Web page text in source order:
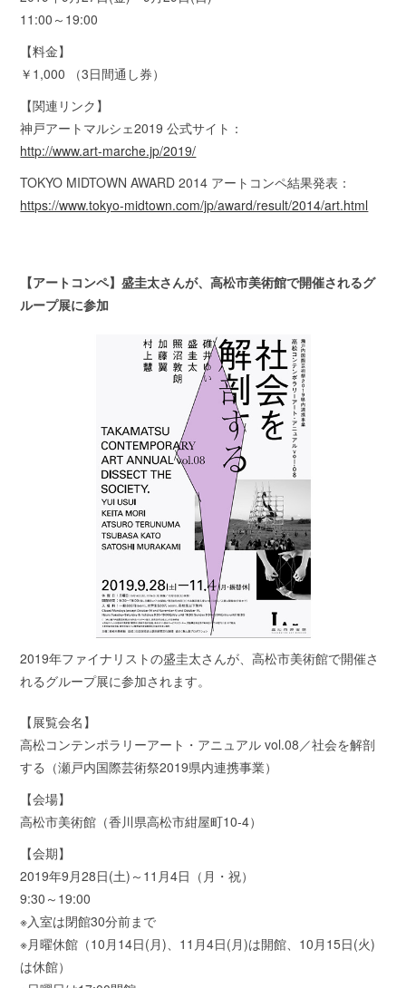
11:00～19:00
【料金】
￥1,000 （3日間通し券）
【関連リンク】
神戸アートマルシェ2019 公式サイト：
http://www.art-marche.jp/2019/
TOKYO MIDTOWN AWARD 2014 アートコンペ結果発表：
https://www.tokyo-midtown.com/jp/award/result/2014/art.html
【アートコンペ】盛圭太さんが、高松市美術館で開催されるグ
ループ展に参加
2019年ファイナリストの盛圭太さんが、高松市美術館で開催さ
れるグループ展に参加されます。
【展覧会名】
高松コンテンポラリーアート・アニュアル vol.08／社会を解剖
する（瀬戸内国際芸術祭2019県内連携事業）
【会場】
高松市美術館（香川県高松市紺屋町10-4）
【会期】
2019年9月28日(土)～11月4日（月・祝）
9:30～19:00
※入室は閉館30分前まで
※月曜休館（10月14日(月)、11月4日(月)は開館、10月15日(火)
は休館）